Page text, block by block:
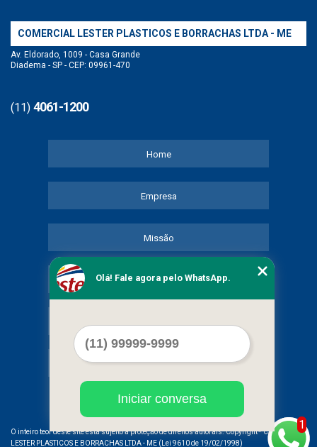
COMERCIAL LESTER PLASTICOS E BORRACHAS LTDA - ME
Av. Eldorado, 1009 - Casa Grande
Diadema - SP - CEP: 09961-470
(11) 4061-1200
Home
Empresa
Missão
Serviços
Mapa do site
O inteiro teor deste site está sujeito à proteção de direitos autorais. Copyright COMERCIAL
LESTER PLASTICOS E BORRACHAS LTDA - ME (Lei 9610 de 19/02/1998)
1
Olá! Fale agora pelo WhatsApp.
Iniciar conversa